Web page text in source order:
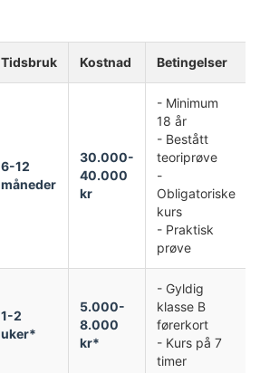
Tidsbruk Kostnad Betingelser
6-12
måneder
30.000-
40.000
kr
- Minimum
18 år
- Bestått
teoriprøve
-
Obligatoriske
kurs
- Praktisk
prøve
1-2
uker*
5.000-
8.000
kr*
- Gyldig
klasse B
førerkort
- Kurs på 7
timer